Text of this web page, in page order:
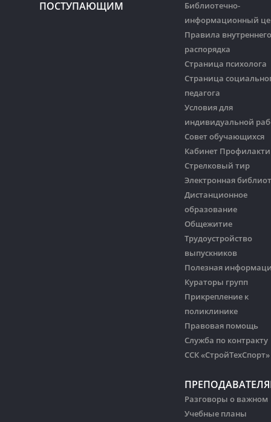
ПОСТУПАЮЩИМ
Библиотечно-
информационный
Правила внутреннего
распорядка
Страница психолога
Страница
педагога
Условия для
индивидуальной
Совет обучающихся
Кабинет
Стрелковый тир
Электронная
Дистанционное
образование
Общежитие
Трудоустройство
выпускников
Полезная
Кураторы групп
Прикрепление к
поликлинике
Правовая помощь
Служба по контракту
ССК «СтройТехСпорт»
Разговоры о важном
Учебные планы